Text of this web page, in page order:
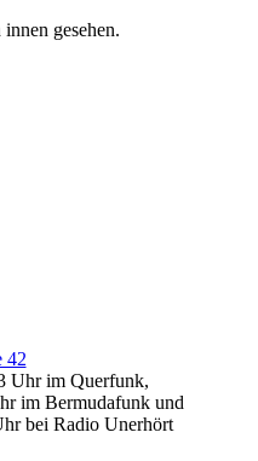
gesehen.
Uhr im Querfunk,
im Bermudafunk und
bei Radio Unerhört